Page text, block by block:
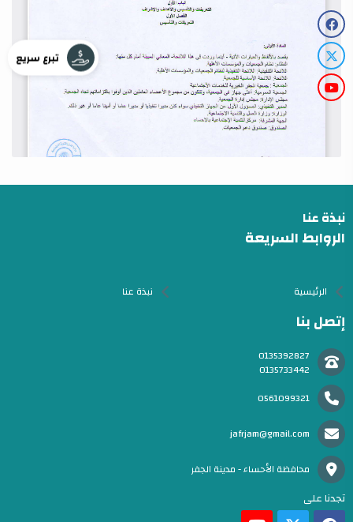
نبذة عنا
الروابط السريعة
الرئيسية نبذة عنا
إتصل بنا
0135392827
0135733442
0561099321
jafrjam@gmail.com
محافظة الأحساء - مدينة الجفر
تجدنا على
تبرع سريع